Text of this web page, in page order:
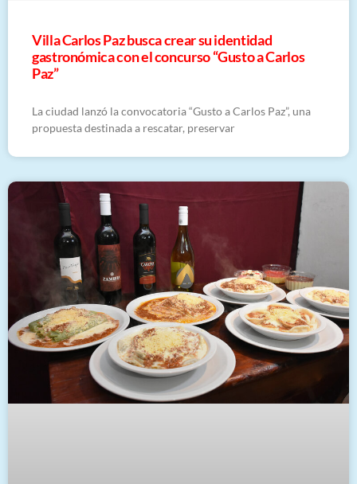
Villa Carlos Paz busca crear su identidad
gastronómica con el concurso “Gusto a Carlos
Paz”
La ciudad lanzó la convocatoria “Gusto a Carlos Paz”, una
propuesta destinada a rescatar, preservar